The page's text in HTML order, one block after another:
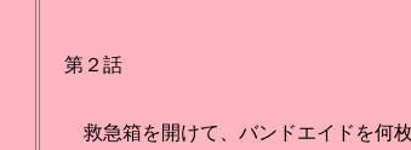
第２話
救急箱を開けて、バンドエイドを何枚